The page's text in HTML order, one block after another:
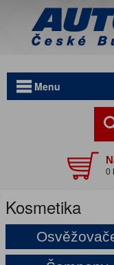
Menu
0
Kosmetika